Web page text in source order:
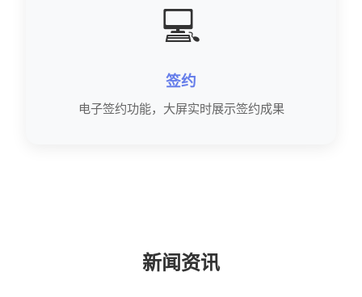
💻
签约
电子签约功能，大屏实时展示签约成果
新闻资讯